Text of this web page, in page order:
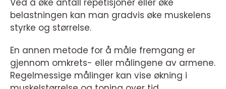
belastningen kan man gradvis øke muskelens
styrke og størrelse.
En annen metode for å måle fremgang er
gjennom omkrets- eller målingene av armene.
Regelmessige målinger kan vise økning i